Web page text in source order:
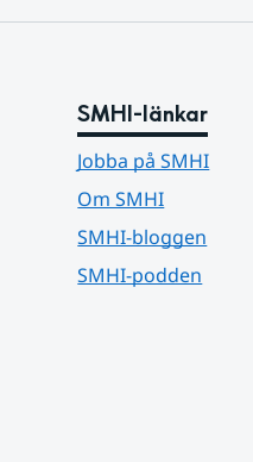
SMHI-länkar
Jobba på SMHI
Om SMHI
SMHI-bloggen
SMHI-podden